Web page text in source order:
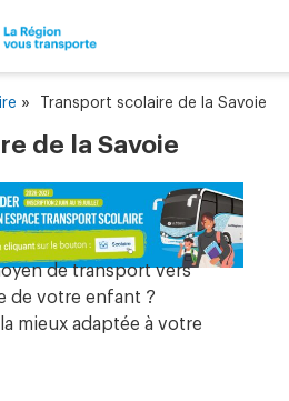
» Transport scolaire de la Savoie
de la Savoie
de transport vers
de votre enfant ?
mieux adaptée à votre